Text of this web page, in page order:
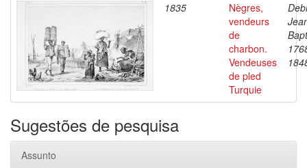
1835
Nègres,
vendeurs
de
charbon.
Vendeuses
de pled
Turquie
Sugestões de pesquisa
Assunto